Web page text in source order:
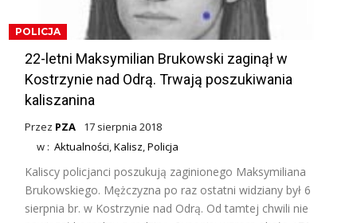
POLICJA
22-letni Maksymilian Brukowski zaginął w
Kostrzynie nad Odrą. Trwają poszukiwania
kaliszanina
Przez PZA
17 sierpnia 2018
w :Aktualności,Kalisz,Policja
Kaliscy policjanci poszukują zaginionego Maksymiliana
Brukowskiego. Mężczyzna po raz ostatni widziany był 6
sierpnia br. w Kostrzynie nad Odrą. Od tamtej chwili nie